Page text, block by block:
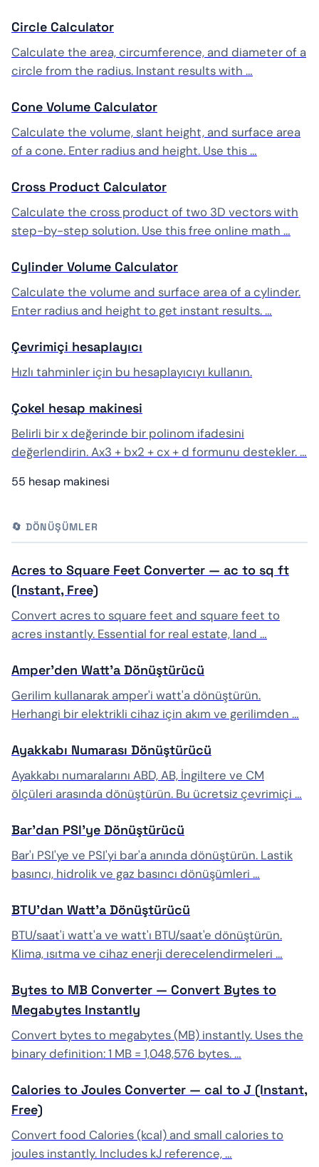
Circle Calculator
Calculate the area, circumference, and diameter of a
circle from the radius. Instant results with …
Cone Volume Calculator
Calculate the volume, slant height, and surface area
of a cone. Enter radius and height. Use this …
Cross Product Calculator
Calculate the cross product of two 3D vectors with
step-by-step solution. Use this free online math …
Cylinder Volume Calculator
Calculate the volume and surface area of a cylinder.
Enter radius and height to get instant results. …
Çevrimiçi hesaplayıcı
Hızlı tahminler için bu hesaplayıcıyı kullanın.
Çokel hesap makinesi
Belirli bir x değerinde bir polinom ifadesini
değerlendirin. Ax3 + bx2 + cx + d formunu destekler. …
55 hesap makinesi
🔄 DÖNÜŞÜMLER
Acres to Square Feet Converter — ac to sq ft
(Instant, Free)
Convert acres to square feet and square feet to
acres instantly. Essential for real estate, land …
Amper'den Watt'a Dönüştürücü
Gerilim kullanarak amper'i watt'a dönüştürün.
Herhangi bir elektrikli cihaz için akım ve gerilimden …
Ayakkabı Numarası Dönüştürücü
Ayakkabı numaralarını ABD, AB, İngiltere ve CM
ölçüleri arasında dönüştürün. Bu ücretsiz çevrimiçi …
Bar'dan PSI'ye Dönüştürücü
Bar'ı PSI'ye ve PSI'yi bar'a anında dönüştürün. Lastik
basıncı, hidrolik ve gaz basıncı dönüşümleri …
BTU'dan Watt'a Dönüştürücü
BTU/saat'i watt'a ve watt'ı BTU/saat'e dönüştürün.
Klima, ısıtma ve cihaz enerji derecelendirmeleri …
Bytes to MB Converter — Convert Bytes to
Megabytes Instantly
Convert bytes to megabytes (MB) instantly. Uses the
binary definition: 1 MB = 1,048,576 bytes. …
Calories to Joules Converter — cal to J (Instant,
Free)
Convert food Calories (kcal) and small calories to
joules instantly. Includes kJ reference, …